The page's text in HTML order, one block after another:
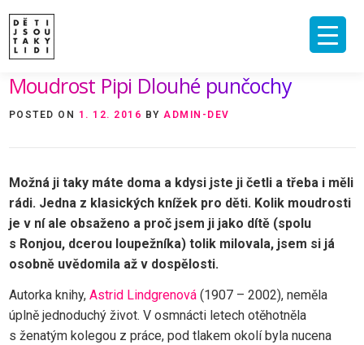
content
ÚVOD
O MNĚ A O PROJEKTU
NAKLADATELSTVÍ
E-SHOP
VIDEA A ROZHOVORY
ARCHIV ČLÁNKŮ
Moudrost Pipi Dlouhé punčochy
POSTED ON 1. 12. 2016 BY ADMIN-DEV
Možná ji taky máte doma a kdysi jste ji četli a třeba i měli
rádi. Jedna z klasických knížek pro děti. Kolik moudrosti
je v ní ale obsaženo a proč jsem ji jako dítě (spolu
s Ronjou, dcerou loupežníka) tolik milovala, jsem si já
osobně uvědomila až v dospělosti.
Autorka knihy, Astrid Lindgrenová(1907 – 2002), neměla
úplně jednoduchý život. V osmnácti letech otěhotněla
s ženatým kolegou z práce, pod tlakem okolí byla nucena